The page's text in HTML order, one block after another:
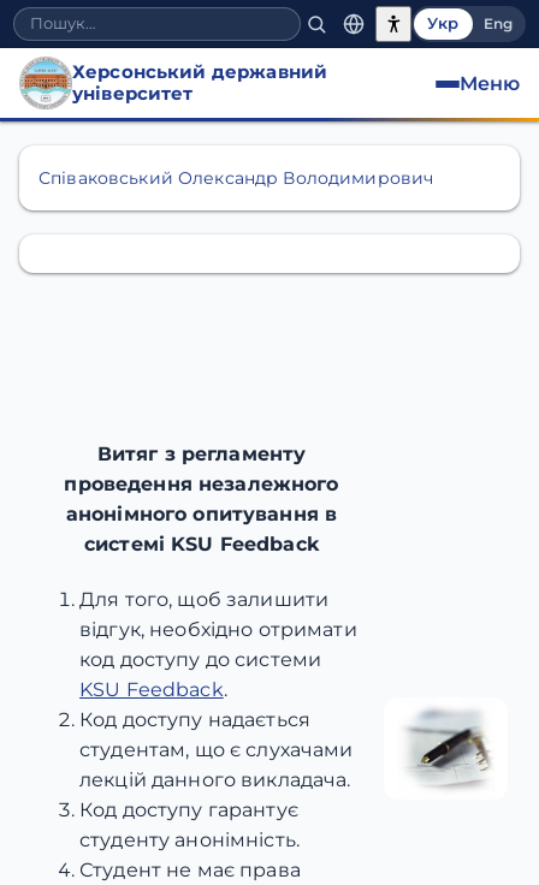
Укр Eng
Херсонський державний
університет
Меню
Відгуки
Співаковський Олександр Володимирович
Витяг з регламенту
проведення незалежного
анонімного опитування в
системі KSU Feedback
Для того, щоб залишити
відгук, необхідно отримати
код доступу до системи
KSU Feedback.
Код доступу надається
студентам, що є слухачами
лекцій данного викладача.
Код доступу гарантує
студенту анонімність.
Студент не має права